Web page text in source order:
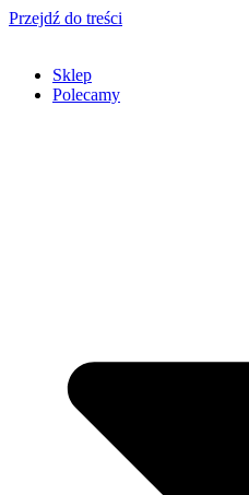
Przejdź do treści
Sklep
Polecamy